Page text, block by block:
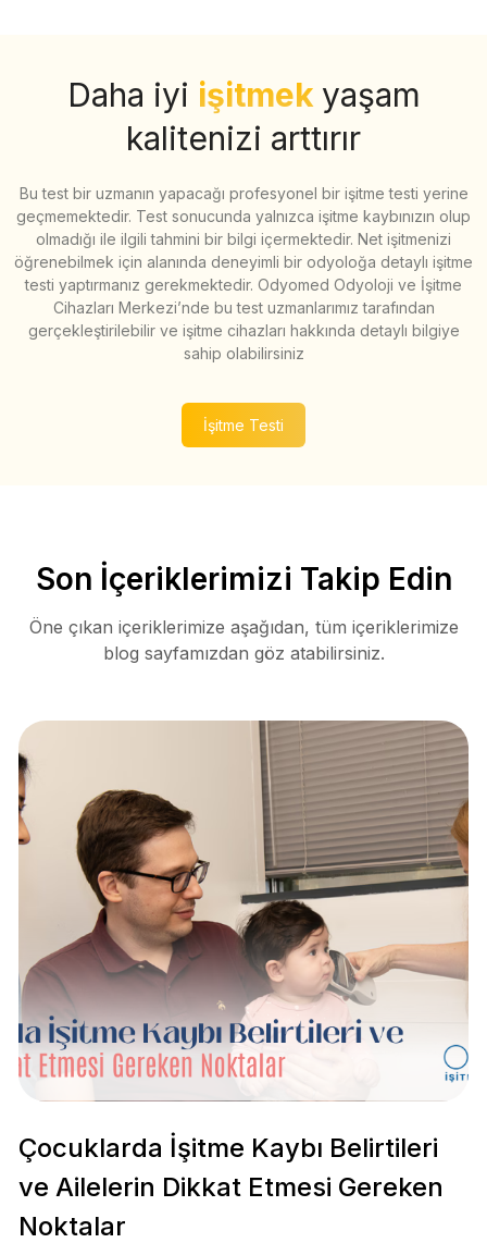
Daha iyi işitmek yaşam
kalitenizi arttırır
Bu test bir uzmanın yapacağı profesyonel bir işitme testi yerine
geçmemektedir. Test sonucunda yalnızca işitme kaybınızın olup
olmadığı ile ilgili tahmini bir bilgi içermektedir. Net işitmenizi
öğrenebilmek için alanında deneyimli bir odyoloğa detaylı işitme
testi yaptırmanız gerekmektedir. Odyomed Odyoloji ve İşitme
Cihazları Merkezi’nde bu test uzmanlarımız tarafından
gerçekleştirilebilir ve işitme cihazları hakkında detaylı bilgiye
sahip olabilirsiniz
İşitme Testi
Son İçeriklerimizi Takip Edin
Öne çıkan içeriklerimize aşağıdan, tüm içeriklerimize
blog sayfamızdan göz atabilirsiniz.
Çocuklarda İşitme Kaybı Belirtileri
ve Ailelerin Dikkat Etmesi Gereken
Noktalar